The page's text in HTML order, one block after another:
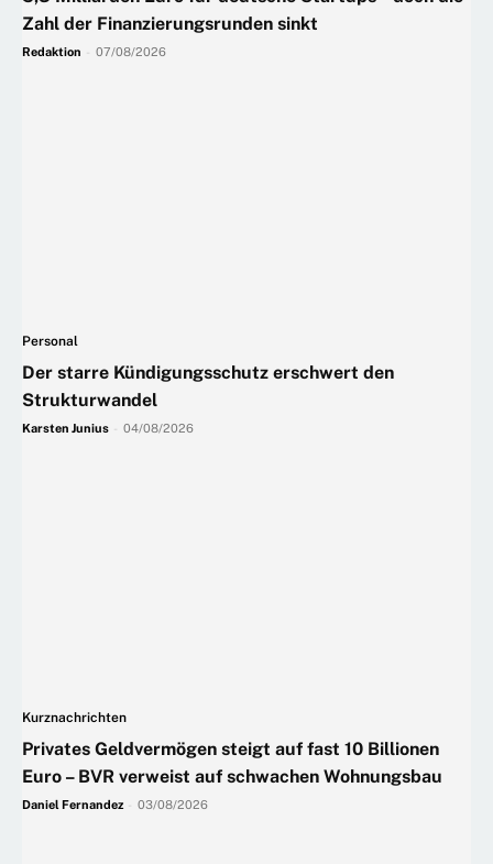
Zahl der Finanzierungsrunden sinkt
Redaktion 07/08/2026
Personal
Der starre Kündigungsschutz erschwert den
Strukturwandel
Karsten Junius 04/08/2026
Kurznachrichten
Privates Geldvermögen steigt auf fast 10 Billionen
Euro – BVR verweist auf schwachen Wohnungsbau
Daniel Fernandez 03/08/2026